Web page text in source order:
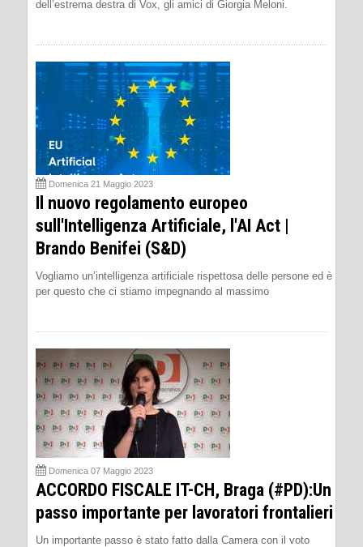
dell’estrema destra di Vox, gli amici di Giorgia Meloni.
Domenica 21 Maggio 2023
Il nuovo regolamento europeo
sull'Intelligenza Artificiale, l'AI Act |
Brando Benifei (S&D)
Vogliamo un’intelligenza artificiale rispettosa delle persone ed è
per questo che ci stiamo impegnando al massimo
Domenica 07 Maggio 2023
ACCORDO FISCALE IT-CH, Braga (#PD):Un
passo importante per lavoratori frontalieri
Un importante passo è stato fatto dalla Camera con il voto